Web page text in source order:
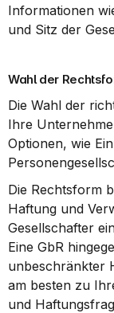
Informationen
und Sitz der
Wahl der
Die Wahl der
Ihre
Optionen, wie
Die Rechtsform
Haftung und
Gesellschafter
Eine GbR
unbeschränkter
am besten zu
und